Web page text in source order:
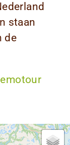
staan
de